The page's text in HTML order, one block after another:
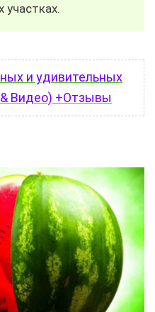
участках.
и удивительных
Видео) +Отзывы